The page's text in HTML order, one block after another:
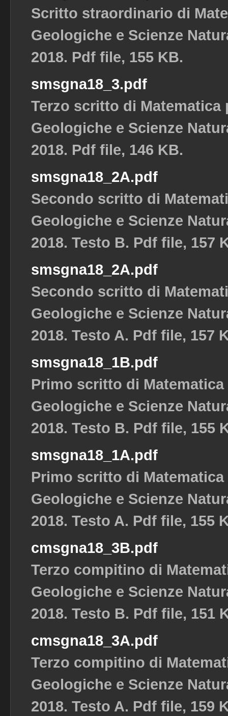
Scritto straordinario di
Geologiche e Scienze
2018. Pdf file, 155 KB.
smsgna18_3.pdf
Terzo scritto di Matematica
Geologiche e Scienze
2018. Pdf file, 146 KB.
smsgna18_2A.pdf
Secondo scritto di
Geologiche e Scienze
2018. Testo B. Pdf file, 157
smsgna18_2A.pdf
Secondo scritto di
Geologiche e Scienze
2018. Testo A. Pdf file, 157
smsgna18_1B.pdf
Primo scritto di Matematica
Geologiche e Scienze
2018. Testo B. Pdf file, 155
smsgna18_1A.pdf
Primo scritto di Matematica
Geologiche e Scienze
2018. Testo A. Pdf file, 155
cmsgna18_3B.pdf
Terzo compitino di
Geologiche e Scienze
2018. Testo B. Pdf file, 151
cmsgna18_3A.pdf
Terzo compitino di
Geologiche e Scienze
2018. Testo A. Pdf file, 159